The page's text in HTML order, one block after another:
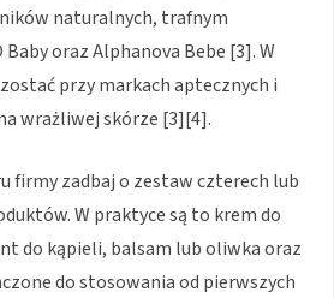
naturalnych, trafnym
Baby oraz Alphanova Bebe [3]. W
przy markach aptecznych i
wrażliwej skórze [3][4].
firmy zadbaj o zestaw czterech lub
W praktyce są to krem do
do kąpieli, balsam lub oliwka oraz
do stosowania od pierwszych